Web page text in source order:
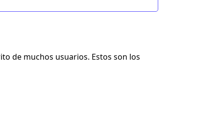
de muchos usuarios. Estos son los